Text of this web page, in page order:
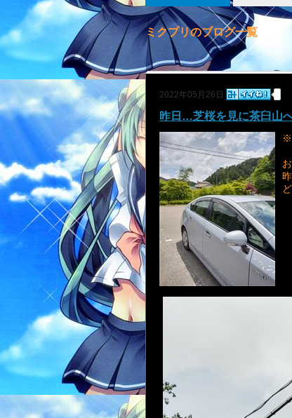
ミクプリのブログ一覧
2022年05月26日
昨日…芝桜を見に茶臼山